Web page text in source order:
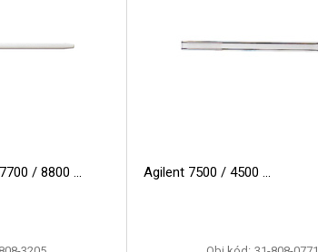
/ 8800 Agilent 7500 / 4500